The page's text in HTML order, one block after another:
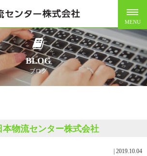
BLOG
ブログ
本物流センター株式会社
2019.10.04